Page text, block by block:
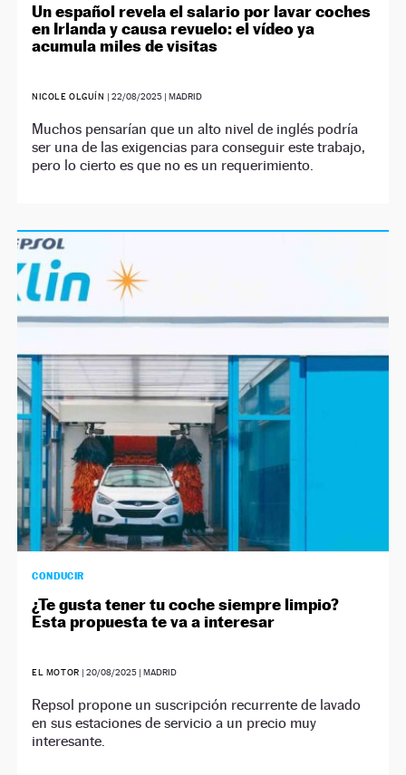
Un español revela el salario por lavar coches
en Irlanda y causa revuelo: el vídeo ya
acumula miles de visitas
NICOLE OLGUÍN | 22/08/2025| MADRID
Muchos pensarían que un alto nivel de inglés podría
ser una de las exigencias para conseguir este trabajo,
pero lo cierto es que no es un requerimiento.
CONDUCIR
¿Te gusta tener tu coche siempre limpio?
Esta propuesta te va a interesar
EL MOTOR | 20/08/2025| MADRID
Repsol propone un suscripción recurrente de lavado
en sus estaciones de servicio a un precio muy
interesante.